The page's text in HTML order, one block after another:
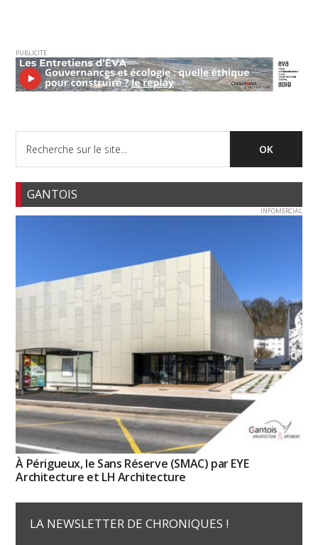
PUBLICITE
GANTOIS
INFOMERCIAL
À Périgueux, le Sans Réserve (SMAC) par EYE
Architecture et LH Architecture
LA NEWSLETTER DE CHRONIQUES !